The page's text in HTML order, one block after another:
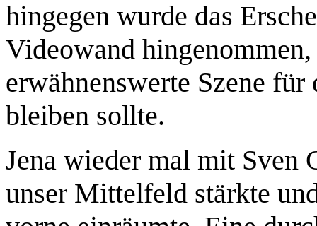
hingegen wurde das
Videowand
erwähnenswerte Szene
bleiben sollte.
Jena wieder mal mit Sven
unser Mittelfeld stärkte